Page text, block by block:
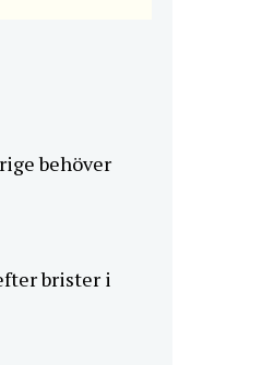
behöver
brister i